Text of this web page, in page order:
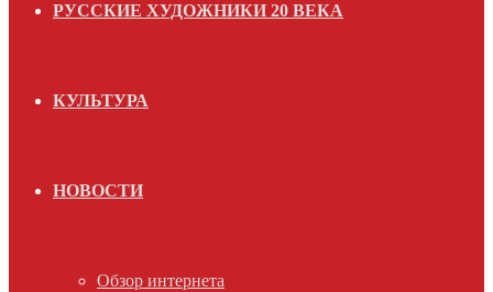
РУССКИЕ ХУДОЖНИКИ 20 ВЕКА
КУЛЬТУРА
НОВОСТИ
Обзор интернета